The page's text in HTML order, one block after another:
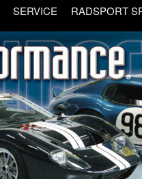
SERVICE RADSPORT